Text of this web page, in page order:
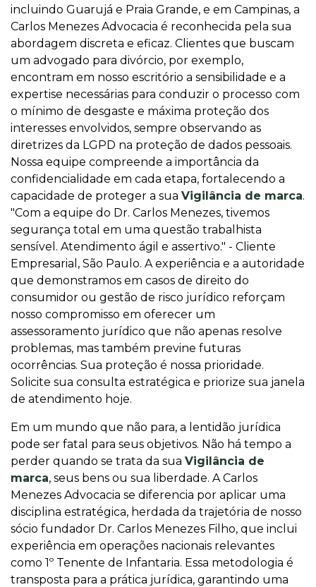
incluindo Guarujá e Praia Grande, e em Campinas, a
Carlos Menezes Advocacia é reconhecida pela sua
abordagem discreta e eficaz. Clientes que buscam
um advogado para divórcio, por exemplo,
encontram em nosso escritório a sensibilidade e a
expertise necessárias para conduzir o processo com
o mínimo de desgaste e máxima proteção dos
interesses envolvidos, sempre observando as
diretrizes da LGPD na proteção de dados pessoais.
Nossa equipe compreende a importância da
confidencialidade em cada etapa, fortalecendo a
capacidade de proteger a sua Vigilância de marca.
"Com a equipe do Dr. Carlos Menezes, tivemos
segurança total em uma questão trabalhista
sensível. Atendimento ágil e assertivo." - Cliente
Empresarial, São Paulo. A experiência e a autoridade
que demonstramos em casos de direito do
consumidor ou gestão de risco jurídico reforçam
nosso compromisso em oferecer um
assessoramento jurídico que não apenas resolve
problemas, mas também previne futuras
ocorrências. Sua proteção é nossa prioridade.
Solicite sua consulta estratégica e priorize sua janela
de atendimento hoje.
Em um mundo que não para, a lentidão jurídica
pode ser fatal para seus objetivos. Não há tempo a
perder quando se trata da sua Vigilância de
marca, seus bens ou sua liberdade. A Carlos
Menezes Advocacia se diferencia por aplicar uma
disciplina estratégica, herdada da trajetória de nosso
sócio fundador Dr. Carlos Menezes Filho, que inclui
experiência em operações nacionais relevantes
como 1º Tenente de Infantaria. Essa metodologia é
transposta para a prática jurídica, garantindo uma